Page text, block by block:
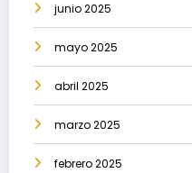
junio 2025
mayo 2025
abril 2025
marzo 2025
febrero 2025